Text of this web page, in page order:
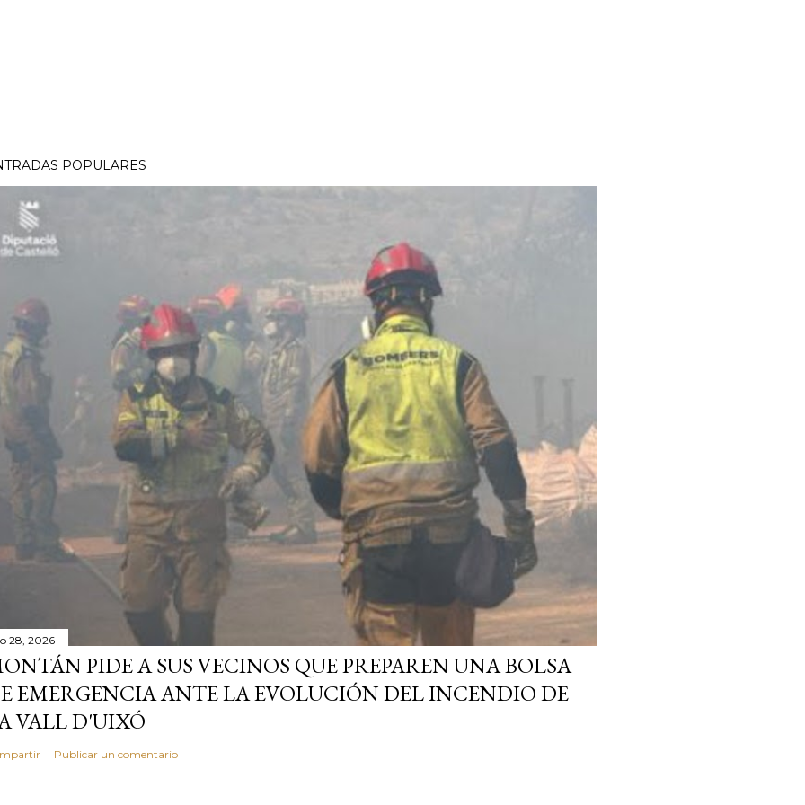
POPULARES
28, 2026
PIDE A SUS VECINOS QUE PREPAREN UNA BOLSA
EMERGENCIA ANTE LA EVOLUCIÓN DEL INCENDIO DE
VALL D'UIXÓ
Publicar un comentario